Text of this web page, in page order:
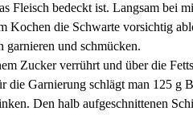
Fleisch bedeckt ist. Langsam bei
Kochen die Schwarte vorsichtig
garnieren und schmücken.
Zucker verrührt und über die
die Garnierung schlägt man 125 g
Den halb aufgeschnittenen